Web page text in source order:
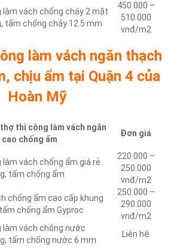
làm vách chống cháy 2 mặt
tấm chống cháy 12.5 mm
450.000 –
510.000
vnđ/m2
làm vách ngăn thạch
chịu ẩm tại Quận 4 của
Hoàn Mỹ
thi công làm vách ngăn
chống ẩm
Đơn giá
vách chống ẩm giá rẻ
tấm chống ẩm
220.000 –
250.000
vnđ/m2
chống ẩm cao cấp khung
chống ẩm Gyproc
250.000 –
290.000
vnđ/m2
làm vách chống nước
tấm chống nước 6 mm
Liên hệ